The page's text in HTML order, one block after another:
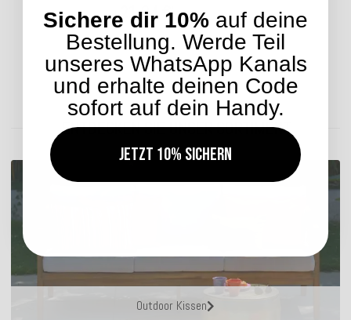
ab21,04 €
Lieferzeit: ca. 2-4 Werktage
ENTDECKEN SIE UNSER SORTIMENT
Outdoor Kissen
Sichere dir 10% auf deine
Bestellung. Werde Teil
unseres WhatsApp Kanals
und erhalte deinen Code
sofort auf dein Handy.
Jetzt 10% sichern